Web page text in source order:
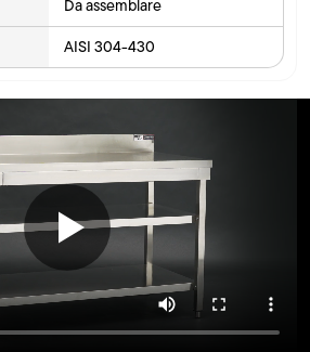
Da assemblare
AISI 304-430